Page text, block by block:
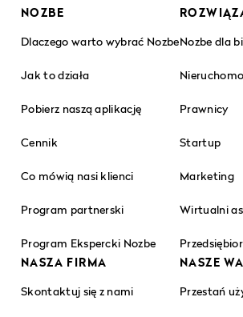
NOZBE
Dlaczego warto wybrać Nozbe
Jak to działa
Pobierz naszą aplikację
Cennik
Co mówią nasi klienci
Program partnerski
Program Ekspercki Nozbe
Nozbe dla
Prawnicy
Startup
Marketing
Wirtualni
NASZA FIRMA
Skontaktuj się z nami
NASZE
Przestań